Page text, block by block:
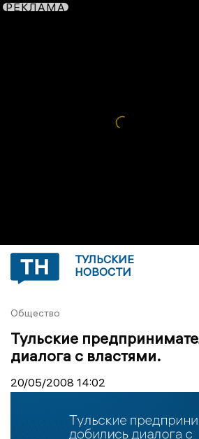
РЕКЛАМА
ТУЛЬСКИЕ
НОВОСТИ
Общество
Тульские
диалога с властями.
20/05/2008 14:02